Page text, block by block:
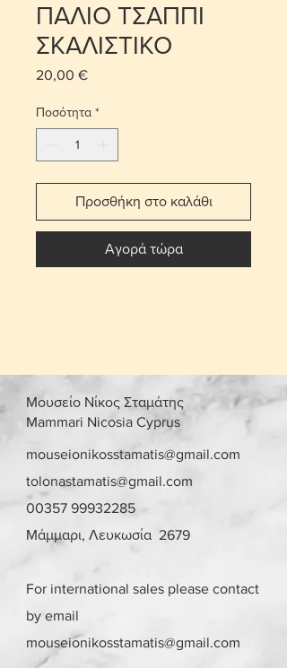
ΠΑΛΙΟ ΤΣΑΠΠΙ
ΣΚΑΛΙΣΤΙΚΟ
20,00 €Τιμή
Ποσότητα *
Προσθήκη στο καλάθι
Αγορά τώρα
Μουσείο Νίκος Σταμάτης
Mammari Nicosia Cyprus
mouseionikosstamatis@gmail.com
tolonastamatis@gmail.com
00357 99932285
Μάμμαρι, Λευκωσία 2679
For international sales please contact
by email
mouseionikosstamatis@gmail.com